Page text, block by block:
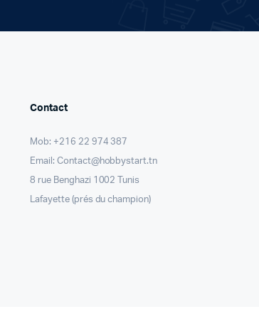
Contact
Mob: +216 22 974 387
Email: Contact@hobbystart.tn
8 rue Benghazi 1002 Tunis
Lafayette (prés du champion)